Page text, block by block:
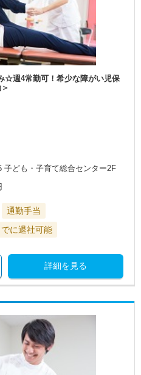
☆週4常勤可！希少な障がい児保
子ども・子育て総合センター2F
通勤手当
に退社可能
詳細を見る